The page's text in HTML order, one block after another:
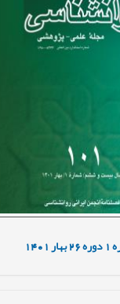
دوره بهار1401